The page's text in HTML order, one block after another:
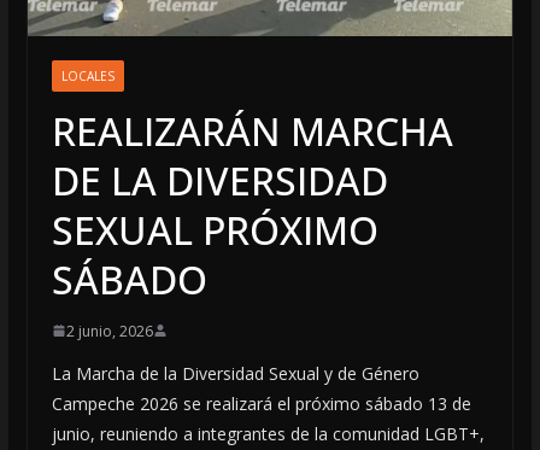
LOCALES
REALIZARÁN MARCHA
DE LA DIVERSIDAD
SEXUAL PRÓXIMO
SÁBADO
2 junio, 2026
La Marcha de la Diversidad Sexual y de Género
Campeche 2026 se realizará el próximo sábado 13 de
junio, reuniendo a integrantes de la comunidad LGBT+,